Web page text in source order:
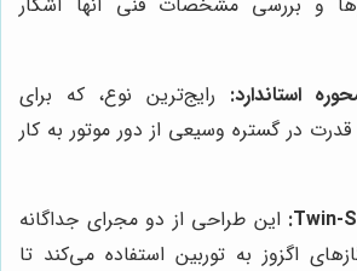
استاندارد: رایج‌ترین نوع، که برای
در گستره وسیعی از دور موتور به کار
این طراحی از دو مجرای جداگانه
اگزوز به توربین استفاده می‌کند تا